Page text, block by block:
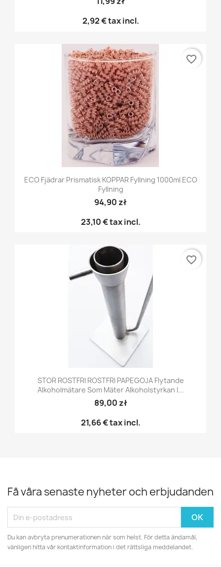
2,92 €tax incl.
ECO Fjädrar Prismatisk KOPPAR Fyllning 1000ml ECO
Fyllning
94,90 zł
23,10 €tax incl.
favorite_border
STOR ROSTFRI ROSTFRI PAPEGOJA Flytande
Alkoholmätare Som Mäter Alkoholstyrkan I...
89,00 zł
21,66 €tax incl.
favorite_border
Få våra senaste nyheter och erbjudanden
Du kan avbryta prenumerationen när som helst. För detta ändamål,
vänligen hitta vår kontaktinformation i det rättsliga meddelandet.